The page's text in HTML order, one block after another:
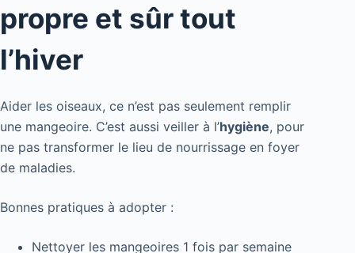
propre et sûr tout
l’hiver
Aider les oiseaux, ce n’est pas seulement remplir
une mangeoire. C’est aussi veiller à l’hygiène, pour
ne pas transformer le lieu de nourrissage en foyer
de maladies.
Bonnes pratiques à adopter :
Nettoyer les mangeoires 1 fois par semaine